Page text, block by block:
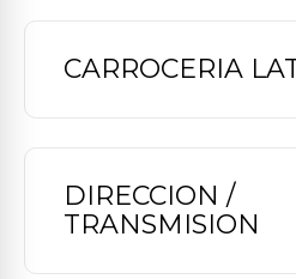
CARROCERIA
DIRECCION /
TRANSMISION